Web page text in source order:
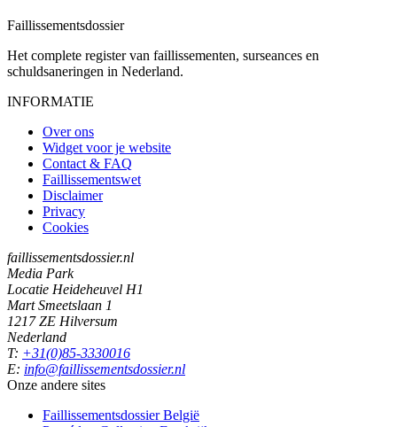
Faillissementsdossier
Het complete register van faillissementen, surseances en
schuldsaneringen in Nederland.
INFORMATIE
Over ons
Widget voor je website
Contact & FAQ
Faillissementswet
Disclaimer
Privacy
Cookies
faillissementsdossier.nl
Media Park
Locatie Heideheuvel H1
Mart Smeetslaan 1
1217 ZE Hilversum
Nederland
T: +31(0)85-3330016
E: info@faillissementsdossier.nl
Onze andere sites
Faillissementsdossier België